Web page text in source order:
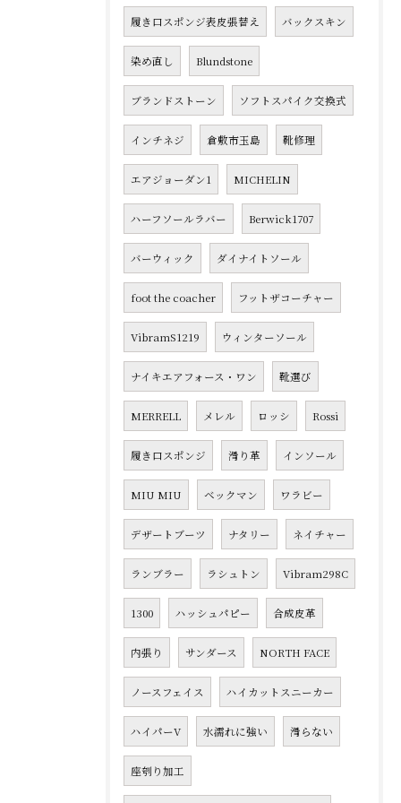
履き口スポンジ表皮張替え バックスキン
染め直し Blundstone
ブランドストーン ソフトスパイク交換式
インチネジ 倉敷市玉島 靴修理
エアジョーダン1 MICHELIN
ハーフソールラバー Berwick1707
バーウィック ダイナイトソール
foot the coacher フットザコーチャー
VibramS1219 ウィンターソール
ナイキエアフォース・ワン 靴選び
MERRELL メレル ロッシ Rossi
履き口スポンジ 滑り革 インソール
MIU MIU ベックマン ワラビー
デザートブーツ ナタリー ネイチャー
ランブラー ラシュトン Vibram298C
1300 ハッシュパピー 合成皮革
内張り サンダース NORTH FACE
ノースフェイス ハイカットスニーカー
ハイパーV 水濡れに強い 滑らない
座刳り加工